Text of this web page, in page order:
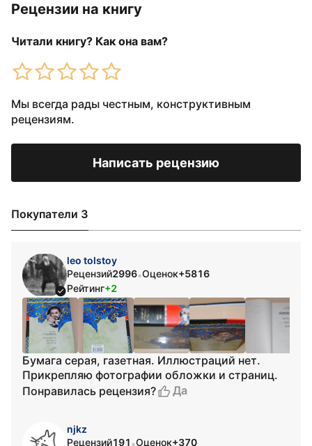
Рецензии на книгу
Читали книгу? Как она вам?
Мы всегда рады честным, конструктивным
рецензиям.
Написать рецензию
Покупатели 3
leo tolstoy
Рецензий2996•Оценок+5816
Рейтинг+2
Бумага серая, газетная. Иллюстраций нет.
Прикрепляю фотографии обложки и страниц.
Понравилась рецензия?
Да
njkz
Рецензий191 •Оценок+370